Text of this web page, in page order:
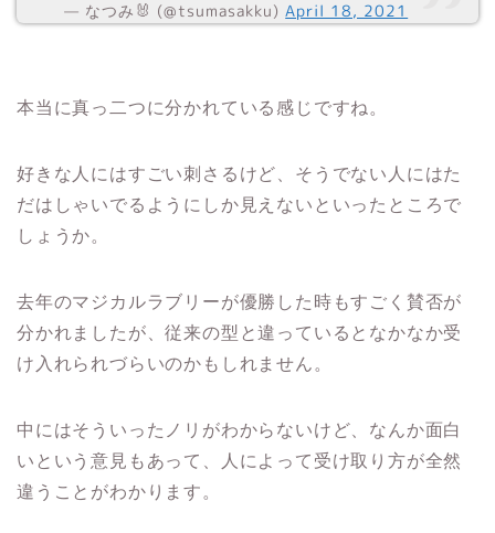
— なつみ🐰 (@tsumasakku)April 18, 2021
本当に真っ二つに分かれている感じですね。
好きな人にはすごい刺さるけど、そうでない人にはた
だはしゃいでるようにしか見えないといったところで
しょうか。
去年のマジカルラブリーが優勝した時もすごく賛否が
分かれましたが、従来の型と違っているとなかなか受
け入れられづらいのかもしれません。
中にはそういったノリがわからないけど、なんか面白
いという意見もあって、人によって受け取り方が全然
違うことがわかります。